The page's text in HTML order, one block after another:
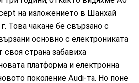
на изложението в Шанхай
Това чакане бе свързано с
основно с електрониката
своя страна забавиха
платформа и електронна
поколение Audi-та. Но поне